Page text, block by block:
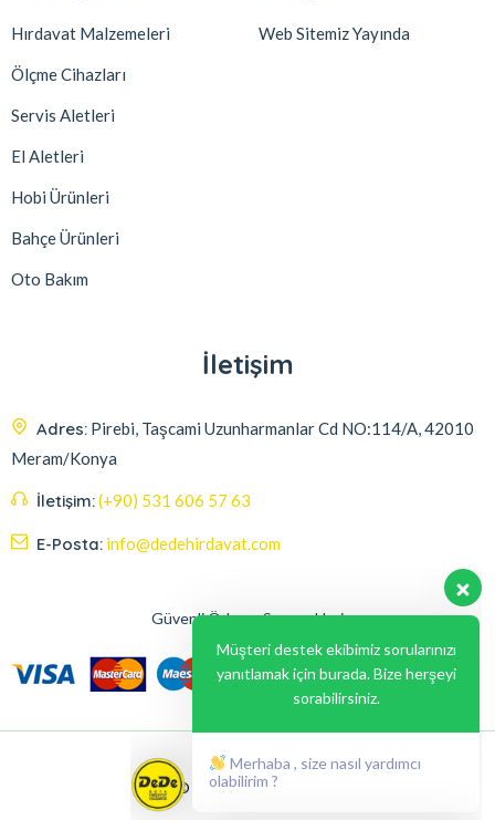
Hırdavat Malzemeleri
Ölçme Cihazları
Servis Aletleri
El Aletleri
Hobi Ürünleri
Bahçe Ürünleri
Oto Bakım
Web Sitemiz Yayında
İletişim
Adres: Pirebi, Taşcami Uzunharmanlar Cd NO:114/A, 42010
Meram/Konya
İletişim:(+90) 531 606 57 63
E-Posta: info@dedehirdavat.com
Güvenli Ödeme Seçenekleri
© 2024, Liabil Dizayn
yanıtlamak için burada. Bize herşeyi
sorabilirsiniz.
olabilirim ?